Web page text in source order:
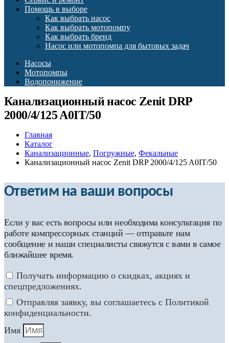
Помощь в выборе
Как выбрать насос
Как выбрать мотопомпу
Как выбрать бренд
Насос или мотопомпа для бытовых задач
Насосы
Мотопомпы
Водопонижение
Канализационный насос Zenit DRP
2000/4/125 A0IT/50
Главная
Каталог
Канализационные, Погружные, Фекальные
Канализационный насос Zenit DRP 2000/4/125 A0IT/50
Ответим на ваши вопросы
Если у вас есть вопросы или необходима консультация по
работе компрессорных станций — отправьте нам
сообщение и наши специалисты свяжутся с вами в самое
ближайшее время.
Получать информацию о скидках, акциях и
спецпредложениях.
Отправляя заявку, вы соглашаетесь с Политикой
конфиденциальности.
Имя